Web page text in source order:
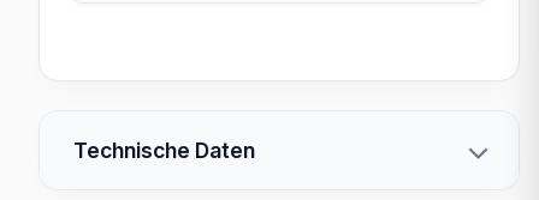
Technische Daten